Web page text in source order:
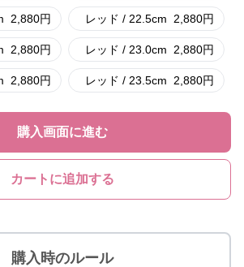
2,880円 レッド / 22.5cm 2,880円
2,880円 レッド / 23.0cm 2,880円
2,880円 レッド / 23.5cm 2,880円
購入画面に進む
カートに追加する
購入時のルール